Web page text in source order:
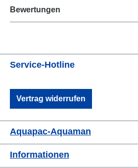
Bewertungen
Service-Hotline
Vertrag widerrufen
Aquapac-Aquaman
Informationen